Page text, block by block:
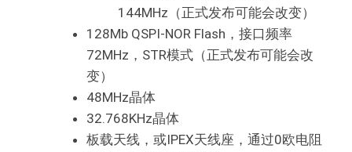
144MHz（正式发布可能会改变）
128Mb QSPI-NOR Flash，接口频率
72MHz，STR模式（正式发布可能会改
变）
48MHz晶体
32.768KHz晶体
板载天线，或IPEX天线座，通过0欧电阻